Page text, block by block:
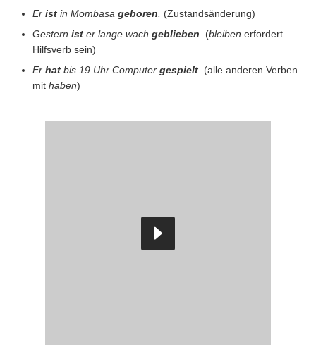
Er ist in Mombasa geboren
(Zustandsänderung)
Gestern ist er lange wach geblieben (bleiben erfordert
Hilfsverb sein)
Er hat bis 19 Uhr Computer gespielt (alle anderen Verben
mit haben)